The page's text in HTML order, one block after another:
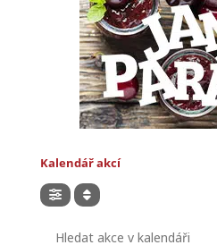
Kalendář akcí